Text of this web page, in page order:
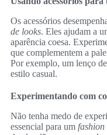
Os acessórios
de looks. Eles ajudam a
aparência coesa.
que complementem a
Por exemplo, um lenço
estilo casual.
Experimentando com
Não tenha medo de
essencial para um